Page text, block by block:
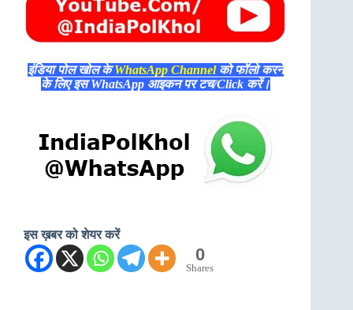
इंडिया पोल खोल केWhatsApp Channelको फॉलो करने
के लिए इस WhatsApp आइकन पर टच/Click करें।
इस ख़बर को शेयर करें
0
Shares